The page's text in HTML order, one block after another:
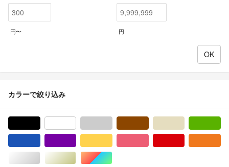
円〜 円
カラーで絞り込み
シルバー/銀色系ゴールド/金色系マルチカラー